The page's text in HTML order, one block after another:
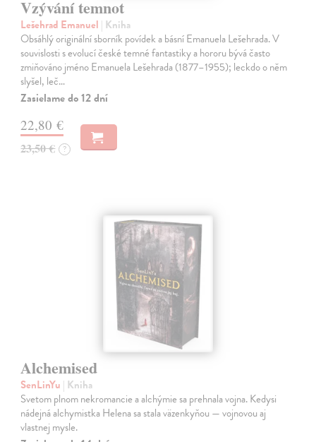
Vzývání temnot
Lešehrad Emanuel | Kniha
Obsáhlý originální sborník povídek a básní Emanuela Lešehrada. V
souvislosti s evolucí české temné fantastiky a hororu bývá často
zmiňováno jméno Emanuela Lešehrada (1877–1955); leckdo o něm
slyšel, leč…
Zasielame do 12 dní
22,80 €
23,50 € ?
Alchemised
SenLinYu | Kniha
Svetom plnom nekromancie a alchýmie sa prehnala vojna. Kedysi
nádejná alchymistka Helena sa stala väzenkyňou — vojnovou aj
vlastnej mysle.